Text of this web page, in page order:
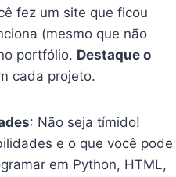
fez um site que ficou
(mesmo que não
portfólio. Destaque o
cada projeto.
: Não seja tímido!
e o que você pode
em Python, HTML,